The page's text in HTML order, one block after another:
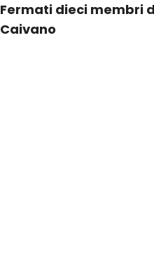
Fermati dieci membri
Caivano